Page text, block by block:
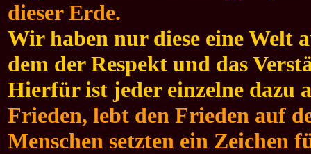
dieser Erde.
Wir haben nur diese eine Welt
dem der Respekt und das
Hierfür ist jeder einzelne dazu
Frieden, lebt den Frieden auf
Menschen setzten ein Zeichen